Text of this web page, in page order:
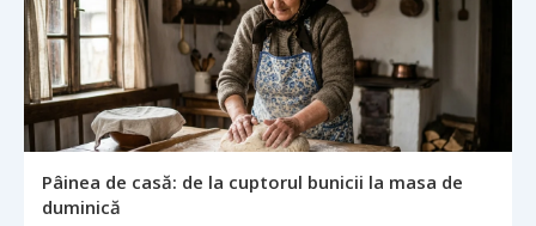
Pâinea de casă: de la cuptorul bunicii la masa de
duminică